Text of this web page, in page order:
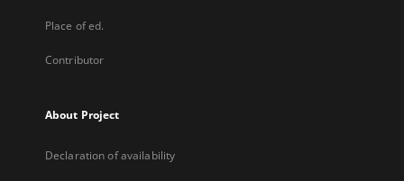
Place of ed.
Contributor
About Project
Declaration of availability